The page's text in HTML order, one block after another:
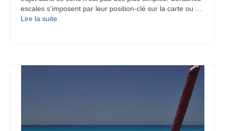
escales s’imposent par leur position-clé sur la carte ou …
Lire la suite­­